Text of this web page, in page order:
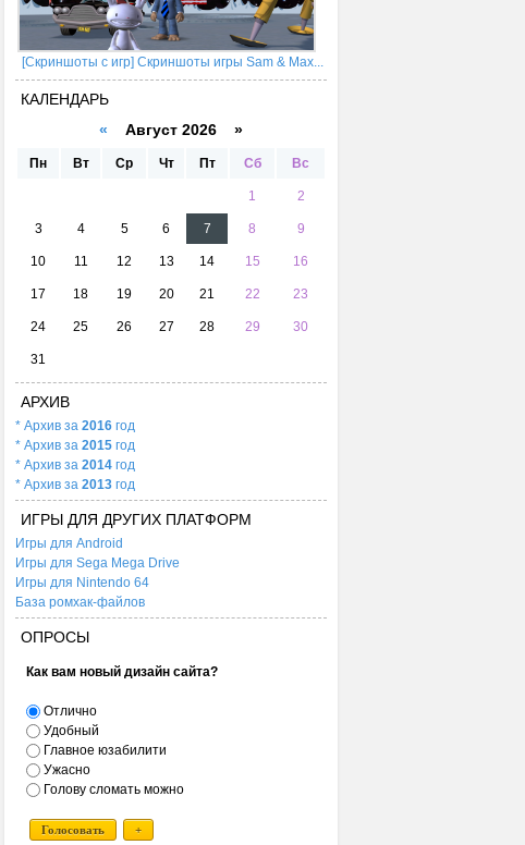
[Скриншоты с игр] Скриншоты игры Sam & Max...
КАЛЕНДАРЬ
« Август 2026 »
Пн Вт Ср Чт Пт Сб Вс
1 2
3 4 5 6 7 8 9
10 11 12 13 14 15 16
17 18 19 20 21 22 23
24 25 26 27 28 29 30
31
АРХИВ
* Архив за 2016 год
* Архив за 2015 год
* Архив за 2014 год
* Архив за 2013 год
ИГРЫ ДЛЯ ДРУГИХ ПЛАТФОРМ
Игры для Android
Игры для Sega Mega Drive
Игры для Nintendo 64
База ромхак-файлов
ОПРОСЫ
Как вам новый дизайн сайта?
Отлично
Удобный
Главное юзабилити
Ужасно
Голову сломать можно
Голосовать +